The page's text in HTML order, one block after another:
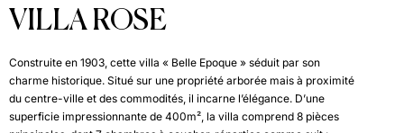
VILLA ROSE
Construite en 1903, cette villa « Belle Epoque » séduit par son
charme historique. Situé sur une propriété arborée mais à proximité
du centre-ville et des commodités, il incarne l’élégance. D’une
superficie impressionnante de 400m², la villa comprend 8 pièces